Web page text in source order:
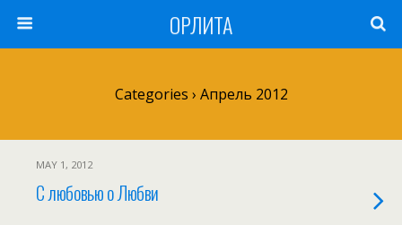
ОРЛИТА
Categories › Апрель 2012
MAY 1, 2012
С любовью о Любви